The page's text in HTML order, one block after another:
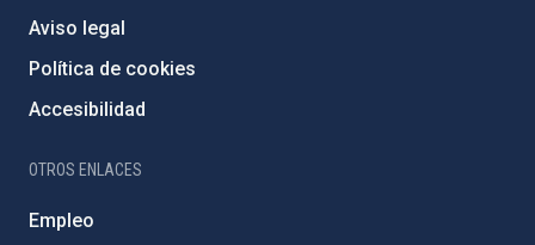
Aviso legal
Política de cookies
Accesibilidad
OTROS ENLACES
Empleo